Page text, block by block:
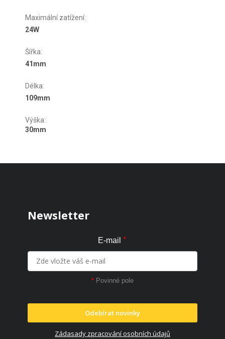
Maximální zatížení:
24W
Šířka:
41mm
Délka:
109mm
Výška:
30mm
Newsletter
E-mail *
* Povinné pole
Odebírat novinky
Zádasady zpracování osobních údajů